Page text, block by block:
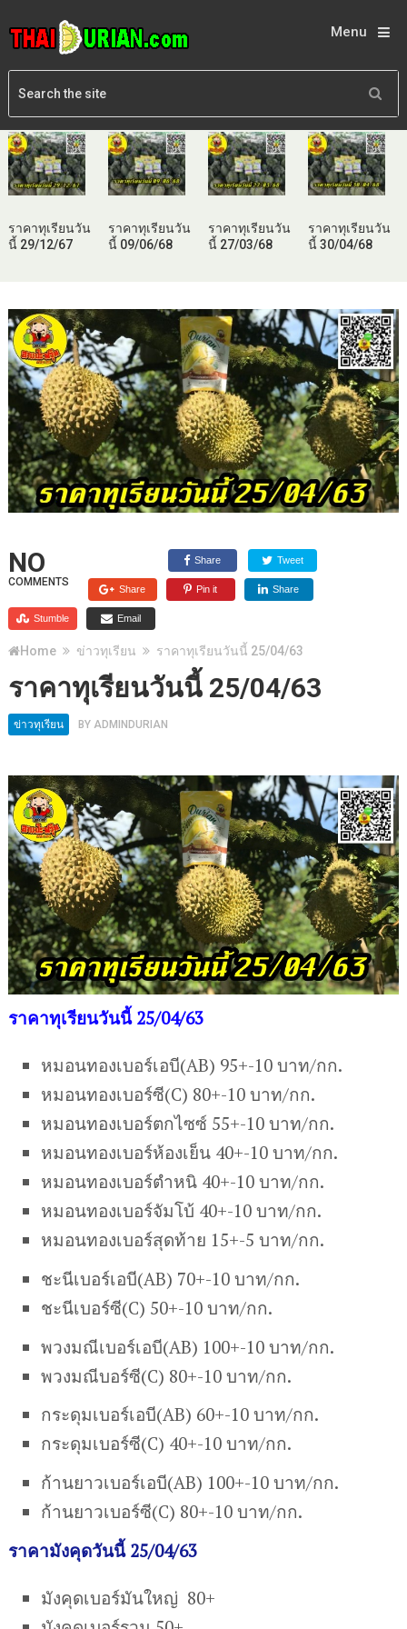
Menu
ราคาทุเรียนวัน
นี้ 29/12/67
ราคาทุเรียนวัน
นี้ 09/06/68
ราคาทุเรียนวัน
นี้ 27/03/68
ราคาทุเรียนวัน
นี้ 30/04/68
NO
COMMENTS
Share Tweet
Share Pin it Share
Stumble Email
Home ข่าวทุเรียน ราคาทุเรียนวันนี้ 25/04/63
ราคาทุเรียนวันนี้ 25/04/63
ข่าวทุเรียน BY ADMINDURIAN
ราคาทุเรียนวันนี้ 25/04/63
หมอนทองเบอร์เอบี(AB) 95+-10 บาท/กก.
หมอนทองเบอร์ซี(C) 80+-10 บาท/กก.
หมอนทองเบอร์ตกไซซ์ 55+-10 บาท/กก.
หมอนทองเบอร์ห้องเย็น 40+-10 บาท/กก.
หมอนทองเบอร์ตำหนิ 40+-10 บาท/กก.
หมอนทองเบอร์จัมโบ้ 40+-10 บาท/กก.
หมอนทองเบอร์สุดท้าย 15+-5 บาท/กก.
ชะนีเบอร์เอบี(AB) 70+-10 บาท/กก.
ชะนีเบอร์ซี(C) 50+-10 บาท/กก.
พวงมณีเบอร์เอบี(AB) 100+-10 บาท/กก.
พวงมณีบอร์ซี(C) 80+-10 บาท/กก.
กระดุมเบอร์เอบี(AB) 60+-10 บาท/กก.
กระดุมเบอร์ซี(C) 40+-10 บาท/กก.
ก้านยาวเบอร์เอบี(AB) 100+-10 บาท/กก.
ก้านยาวเบอร์ซี(C) 80+-10 บาท/กก.
ราคามังคุดวันนี้ 25/04/63
มังคุดเบอร์มันใหญ่ 80+